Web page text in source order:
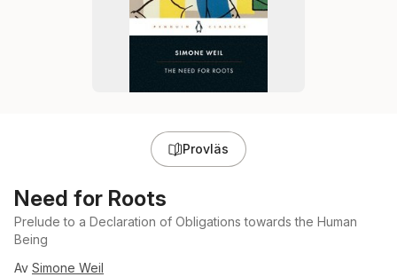
Provläs
Need for Roots
Prelude to a Declaration of Obligations towards the Human
Being
Av Simone Weil